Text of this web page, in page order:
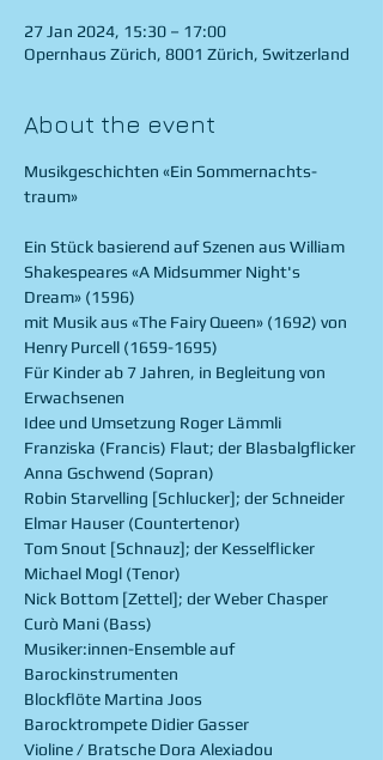
27 Jan 2024, 15:30 – 17:00
Opernhaus Zürich, 8001 Zürich, Switzerland
About the event
Musikgeschichten «Ein Sommernachts­
Ein Stück basierend auf Szenen aus William
Shakespeares «A Midsummer Night's
Dream» (1596)
mit Musik aus «The Fairy Queen» (1692) von
Henry Purcell (1659-1695)
Für Kinder ab 7 Jahren, in Begleitung von
Erwachsenen
Idee und Umsetzung Roger Lämmli
Franziska (Francis) Flaut; der Blasbalgflicker
Anna Gschwend (Sopran)
Robin Starvelling [Schlucker]; der Schneider
Elmar Hauser (Countertenor)
Tom Snout [Schnauz]; der Kesselflicker
Michael Mogl (Tenor)
Nick Bottom [Zettel]; der Weber Chasper
Curò Mani (Bass)
Musiker:innen-Ensemble auf
Barockinstrumenten
Blockflöte Martina Joos
Barocktrompete Didier Gasser
Violine / Bratsche Dora Alexiadou